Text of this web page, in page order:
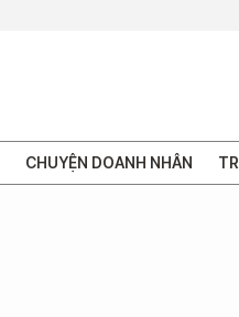
CHUYỆN DOANH NHÂN